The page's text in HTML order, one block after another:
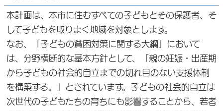
本計画は、本市に住むすべての子どもとその保護者、そ
して子どもを取りまく地域を対象とします。
なお、「子どもの貧困対策に関する大綱」において
は、分野横断的な基本方針として、「親の妊娠・出産期
から子どもの社会的自立までの切れ目のない支援体制
を構築する。」とされています。子どもの社会的自立は
次世代の子どもたちの育ちにも影響することから、若者